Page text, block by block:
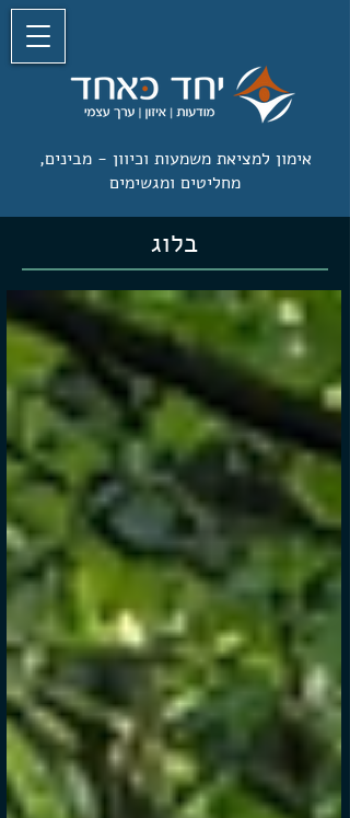
אימון למציאת משמעות וכיוון -מבינים,
מחליטים ומגשימים
בלוג